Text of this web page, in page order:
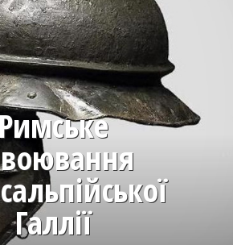
Римське
Галлії